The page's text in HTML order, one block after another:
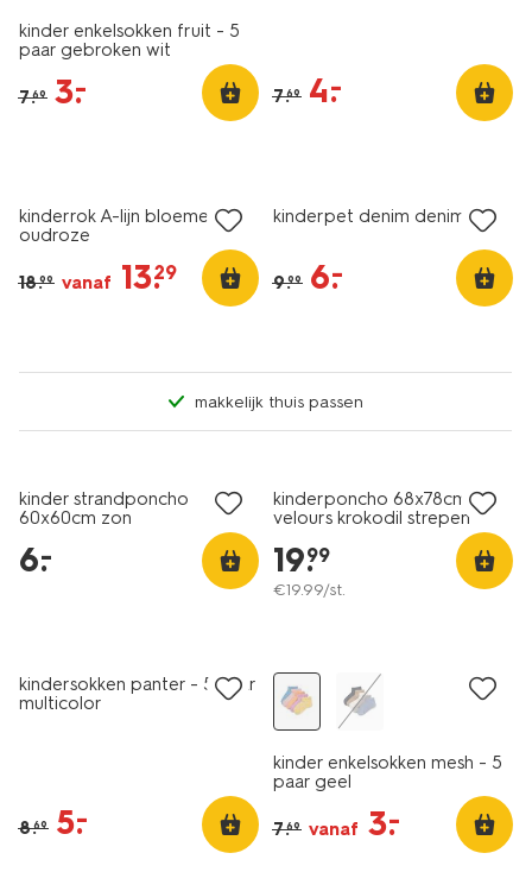
kinder enkelsokken fruit - 5
paar gebroken wit
7.69 3.
– 7.69 4.
–
kinderrok A-lijn bloemen
oudroze
18.99 vanaf 13.
29
kinderpet denim denim
9.99 6.
–
makkelijk thuis passen
kinder strandponcho
60x60cm zon
6.
–
kinderponcho 68x78cm
velours krokodil strepen
19.
99
€19.99/st.
kindersokken panter - 5 paar
multicolor
8.69 5.
–
5 paar
kinder enkelsokken mesh - 5
paar geel
7.69 vanaf 3.
–